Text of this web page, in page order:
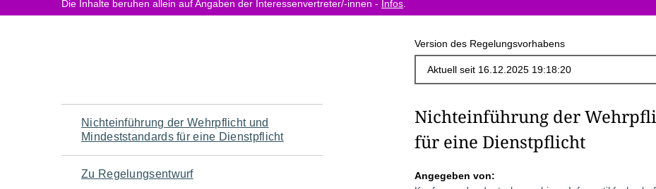
Die Inhalte beruhen allein auf Angaben der Interessenvertreter/-innen - Infos
Version des Regelungsvorhabens
Navigation
für
Nichteinführung der Wehrpflicht und
Mindeststandards für eine Dienstpflicht
Zu Regelungsentwurf
Nichteinführung der
für eine Dienstpflicht
Angegeben von: